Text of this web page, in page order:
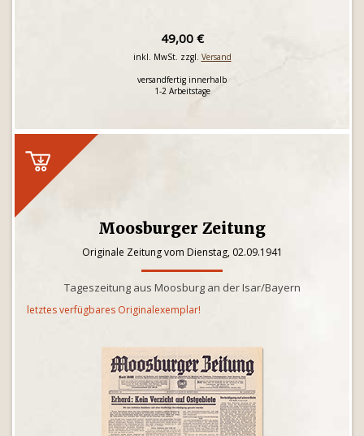
49,00 €
inkl. MwSt. zzgl. Versand
versandfertig innerhalb
1-2 Arbeitstage
Moosburger Zeitung
Originale Zeitung vom Dienstag, 02.09.1941
Tageszeitung aus Moosburg an der Isar/Bayern
letztes verfügbares Originalexemplar!